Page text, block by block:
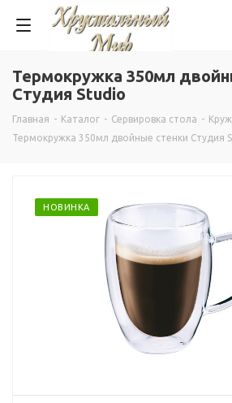
Термокружка 350мл
Студия Studio
Главная - Каталог - Сервировка стола -
Термокружка 350мл двойные стенки Студия
НОВИНКА